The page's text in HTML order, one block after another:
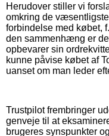
Herudover stiller vi
omkring de
forbindelse med købet,
den sammenhæng er
opbevarer sin
kunne påvise købet af
uanset om man leder
Trustpilot frembringer
genveje til at
brugeres synspunkter